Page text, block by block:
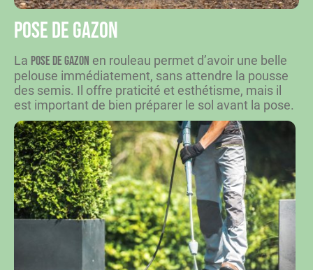
Pose de gazon
La pose de gazon en rouleau permet d’avoir une belle
pelouse immédiatement, sans attendre la pousse
des semis. Il offre praticité et esthétisme, mais il
est important de bien préparer le sol avant la pose.